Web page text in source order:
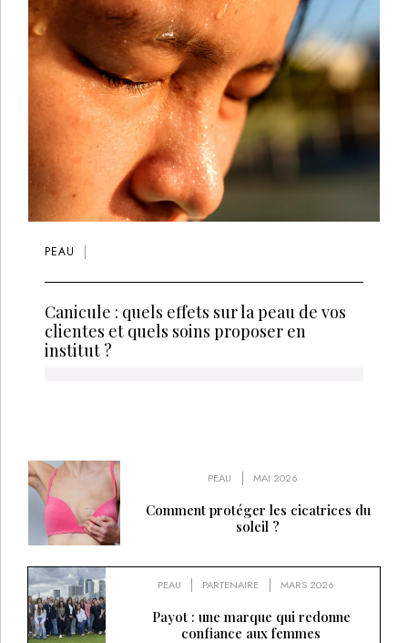
PEAU
Canicule : quels effets sur la peau de vos
clientes et quels soins proposer en
institut ?
PEAU MAI 2026
Comment protéger les cicatrices du
soleil ?
PEAU PARTENAIRE MARS 2026
Payot : une marque qui redonne
confiance aux femmes